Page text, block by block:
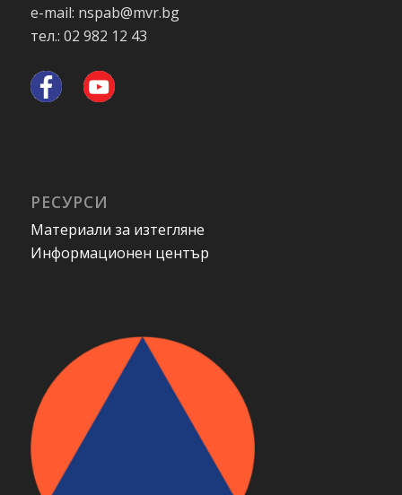
e-mail: nspab@mvr.bg
тел.: 02 982 12 43
РЕСУРСИ
Материали за изтегляне
Информационен център